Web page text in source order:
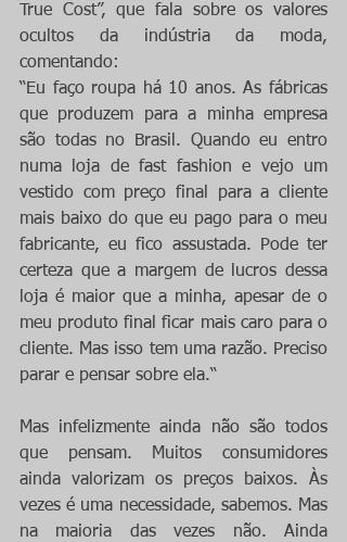
True Cost”, que fala sobre os valores
ocultos da indústria da moda,
comentando:
“Eu faço roupa há 10 anos. As fábricas
que produzem para a minha empresa
são todas no Brasil. Quando eu entro
numa loja de fast fashion e vejo um
vestido com preço final para a cliente
mais baixo do que eu pago para o meu
fabricante, eu fico assustada. Pode ter
certeza que a margem de lucros dessa
loja é maior que a minha, apesar de o
meu produto final ficar mais caro para o
cliente. Mas isso tem uma razão. Preciso
parar e pensar sobre ela.“
Mas infelizmente ainda não são todos
que pensam. Muitos consumidores
ainda valorizam os preços baixos. Às
vezes é uma necessidade, sabemos. Mas
na maioria das vezes não. Ainda